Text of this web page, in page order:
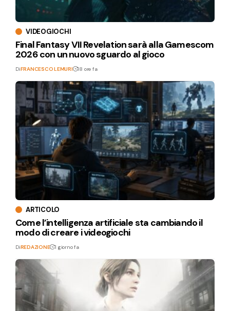
VIDEOGIOCHI
Final Fantasy VII Revelation sarà alla Gamescom
2026 con un nuovo sguardo al gioco
DiFRANCESCO LEMURI 18 ore fa
ARTICOLO
Come l’intelligenza artificiale sta cambiando il
modo di creare i videogiochi
DiREDAZIONE 1 giorno fa